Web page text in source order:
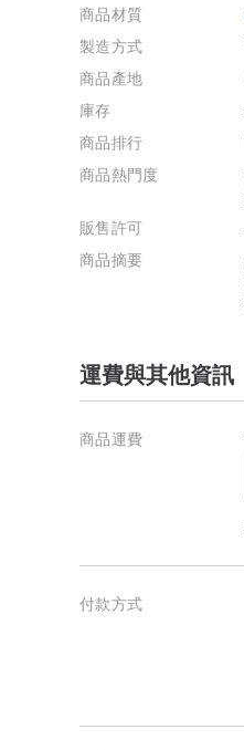
商品材質
製造方式
商品產地
庫存
商品排行
商品熱門度
販售許可
商品摘要
運費與其他資訊
商品運費
付款方式